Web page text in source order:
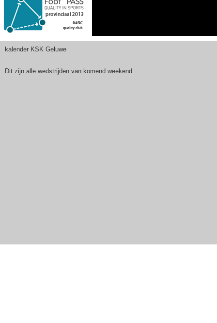
kalender KSK Geluwe
Dit zijn alle wedstrijden van komend weekend